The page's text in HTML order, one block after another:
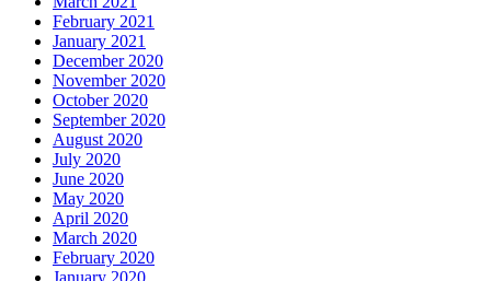
February 2021
January 2021
December 2020
November 2020
October 2020
September 2020
August 2020
July 2020
June 2020
May 2020
April 2020
March 2020
February 2020
January 2020